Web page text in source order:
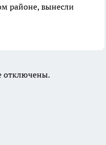
районе, вынесли
отключены.